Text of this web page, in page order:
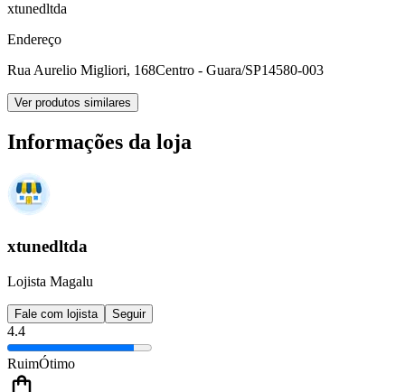
xtunedltda
Endereço
Rua Aurelio Migliori, 168Centro - Guara/SP14580-003
Ver produtos similares
Informações da loja
xtunedltda
Lojista Magalu
Fale com lojista Seguir
4.4
RuimÓtimo